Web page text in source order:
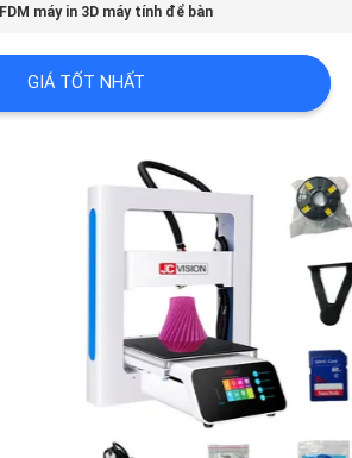
FDM máy in 3D máy tính để bàn
GIÁ TỐT NHẤT